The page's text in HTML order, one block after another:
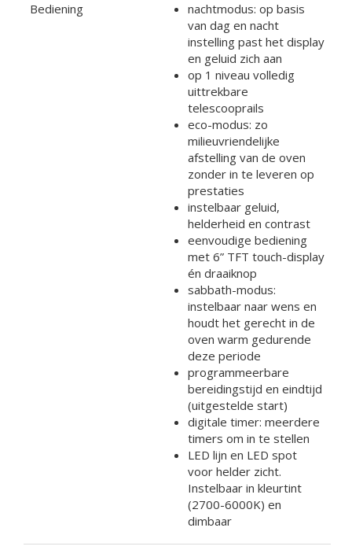
Bediening
nachtmodus: op basis
van dag en nacht
instelling past het display
en geluid zich aan
op 1 niveau volledig
uittrekbare
telescooprails
eco-modus: zo
milieuvriendelijke
afstelling van de oven
zonder in te leveren op
prestaties
instelbaar geluid,
helderheid en contrast
eenvoudige bediening
met 6” TFT touch-display
én draaiknop
sabbath-modus:
instelbaar naar wens en
houdt het gerecht in de
oven warm gedurende
deze periode
programmeerbare
bereidingstijd en eindtijd
(uitgestelde start)
digitale timer: meerdere
timers om in te stellen
LED lijn en LED spot
voor helder zicht.
Instelbaar in kleurtint
(2700-6000K) en
dimbaar